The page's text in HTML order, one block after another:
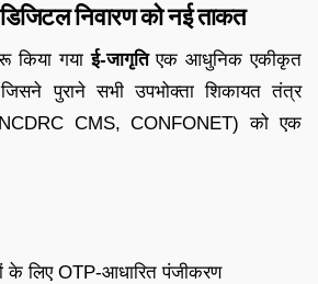
निवारण को नई ताकत
किया गयाई-जागृतिएक आधुनिक एकीकृत
पुराने सभी उपभोक्ता शिकायत तंत्र
CMS, CONFONET) को एक
के लिए OTP-आधारित पंजीकरण